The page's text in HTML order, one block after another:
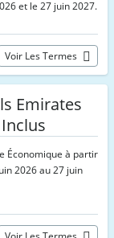
et le 27 juin 2027.
Voir Les Termes
Emirates
Économique à partir
2026 au 27 juin